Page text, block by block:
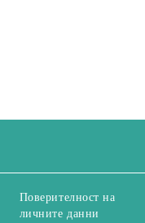
Поверителност на
личните данни